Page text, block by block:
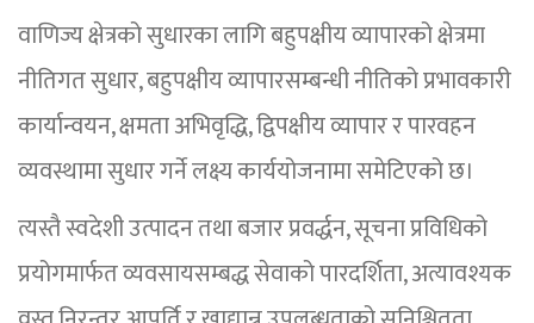
वाणिज्य क्षेत्रको सुधारका लागि बहुपक्षीय व्यापारको क्षेत्रमा
नीतिगत सुधार, बहुपक्षीय व्यापारसम्बन्धी नीतिको प्रभावकारी
कार्यान्वयन, क्षमता अभिवृद्धि, द्विपक्षीय व्यापार र पारवहन
व्यवस्थामा सुधार गर्ने लक्ष्य कार्ययोजनामा समेटिएको छ।
त्यस्तै स्वदेशी उत्पादन तथा बजार प्रवर्द्धन, सूचना प्रविधिको
प्रयोगमार्फत व्यवसायसम्बद्ध सेवाको पारदर्शिता, अत्यावश्यक